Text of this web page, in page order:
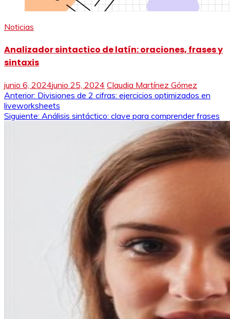
Noticias
Analizador sintactico de latín: oraciones, frases y
sintaxis
junio 6, 2024junio 25, 2024 Claudia Martínez Gómez
Navegación
de
Anterior: Divisiones de 2 cifras: ejercicios optimizados en
liveworksheets
Siguiente: Análisis sintáctico: clave para comprender frases